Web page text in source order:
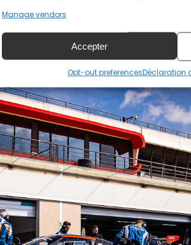
Manage vendors
Accepter
Opt-out preferencesDéclaration